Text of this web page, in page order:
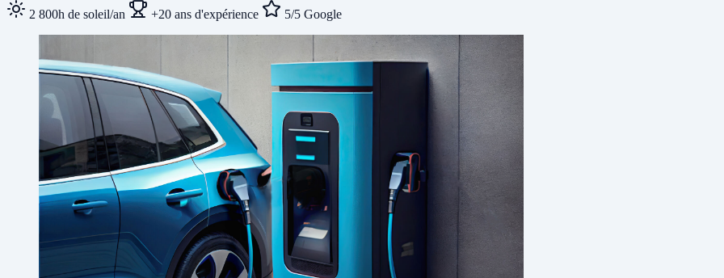
2 800h de soleil/an +20 ans d'expérience 5/5 Google